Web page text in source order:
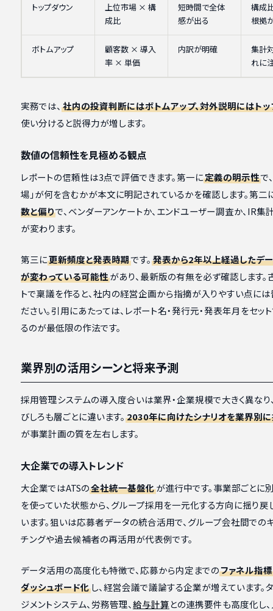
トップダウン
上位市場 × 構
成比
短時間で全体
感が出る
構成
根拠
ボトムアップ
顧客数 × 導入
率 × 単価
内訳が明確
集計
れに
実務では、 社内の投資判断にはボトムアップ、対外説明にはト
使い分けると説得力が増します。
数値の信頼性を見極める観点
レポートの信頼性は3点で評価できます。第一に定義の明示性で
場」が何を含むかが本文に明記されているかを確認します。第二
数と偏りで、ベンダーアンケートか、エンドユーザー調査か、IR集
が変わります。
第三に更新頻度と発表時期です。 発表から2年以上経過したデ
が変わっている可能性があり、最新版の有無を必ず確認します。
トで稟議を作ると、社内の経営企画から指摘が入りやすい点には
ださい。引用にあたっては、レポート名・発行元・発表年月をセッ
るのが最低限の作法です。
業界別の活用シーンと将来予測
採用管理システムの導入度合いは業界・企業規模で大きく異なり
びしろも層ごとに違います。 2030年に向けたシナリオを業界別
が事業計画の質を左右します。
大企業での導入トレンド
大企業ではATSの全社統一基盤化が進行中です。事業部ごとに
を使っていた状態から、グループ採用を一元化する方向に揺り戻
います。狙いは応募者データの統合活用で、グループ会社間での
チングや過去候補者の再活用が代表例です。
データ活用の高度化も特徴で、応募から内定までのファネル指
ダッシュボード化し、経営会議で議論する企業が増えています。
ジメントシステム、労務管理、給与計算との連携要件も高度化し